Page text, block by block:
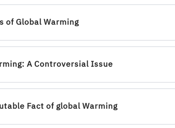
of Global Warming
A Controversial Issue
Fact of global Warming